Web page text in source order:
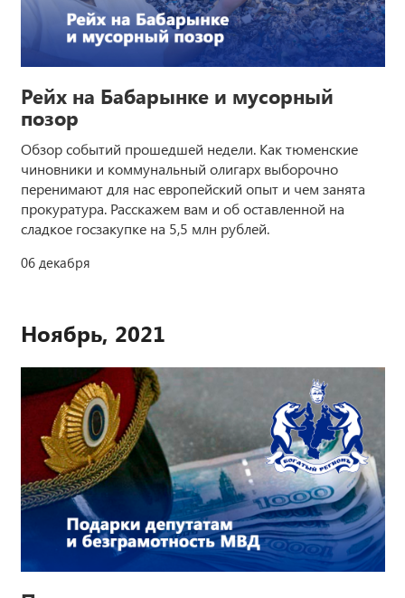
Рейх на Бабарынке и мусорный
позор
Обзор событий прошедшей недели. Как тюменские
чиновники и коммунальный олигарх выборочно
перенимают для нас европейский опыт и чем занята
прокуратура. Расскажем вам и об оставленной на
сладкое госзакупке на 5,5 млн рублей.
06 декабря
Ноябрь, 2021